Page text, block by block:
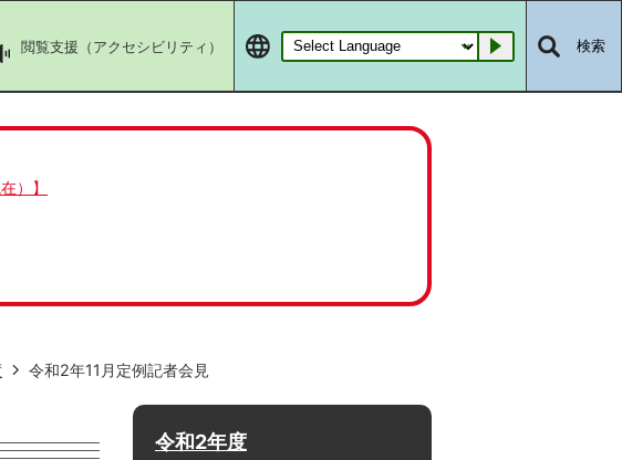
閲覧支援（アクセシビリティ） Go 検索
）】
令和2年11月定例記者会見
令和2年度